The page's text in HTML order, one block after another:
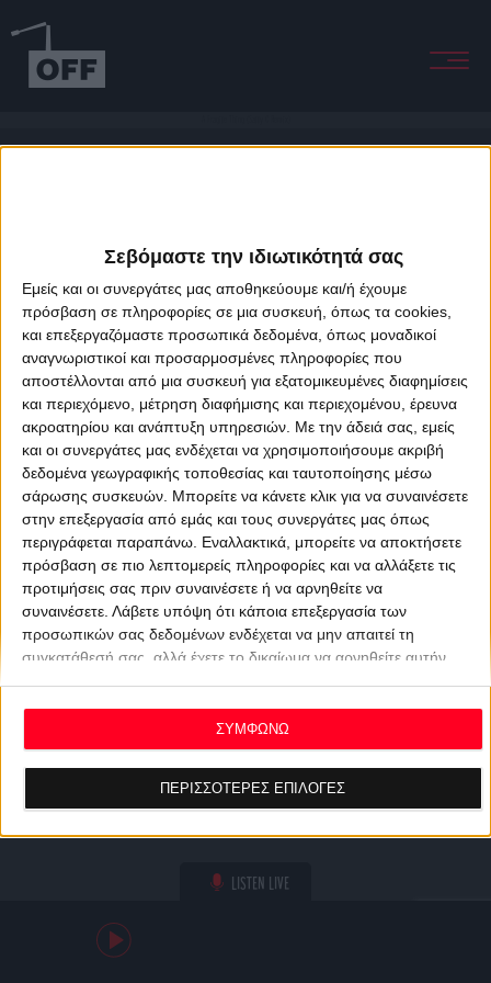
Σεβόμαστε την ιδιωτικότητά σας
Εμείς και οι συνεργάτες μας αποθηκεύουμε και/ή έχουμε
πρόσβαση σε πληροφορίες σε μια συσκευή, όπως τα cookies,
και επεξεργαζόμαστε προσωπικά δεδομένα, όπως μοναδικοί
αναγνωριστικοί και προσαρμοσμένες πληροφορίες που
αποστέλλονται από μια συσκευή για εξατομικευμένες διαφημίσεις
και περιεχόμενο, μέτρηση διαφήμισης και περιεχομένου, έρευνα
ακροατηρίου και ανάπτυξη υπηρεσιών. Με την άδειά σας, εμείς
και οι συνεργάτες μας ενδέχεται να χρησιμοποιήσουμε ακριβή
δεδομένα γεωγραφικής τοποθεσίας και ταυτοποίησης μέσω
σάρωσης συσκευών. Μπορείτε να κάνετε κλικ για να συναινέσετε
στην επεξεργασία από εμάς και τους συνεργάτες μας όπως
περιγράφεται παραπάνω. Εναλλακτικά, μπορείτε να αποκτήσετε
πρόσβαση σε πιο λεπτομερείς πληροφορίες και να αλλάξετε τις
προτιμήσεις σας πριν συναινέσετε ή να αρνηθείτε να
συναινέσετε. Λάβετε υπόψη ότι κάποια επεξεργασία των
προσωπικών σας δεδομένων ενδέχεται να μην απαιτεί τη
συγκατάθεσή σας, αλλά έχετε το δικαίωμα να αρνηθείτε αυτήν
ανακαλέσετε τη συγκατάθεσή σας ανά πάσα στιγμή
επιστρέφοντας σε αυτόν τον ιστότοπο και κάνοντας κλικ στο
κουμπί "Απορρήτου" στο κάτω μέρος της ιστοσελίδας.
ΠΕΡΙΣΣΟΤΕΡΕΣ ΕΠΙΛΟΓΕΣ
ΣΥΜΦΩΝΩ
LISTEN LIVE
About Offradio Business Class Terms & Conditions
Privacy Policy
Designed & developed byporcupine colors&Fotis Alexandrou